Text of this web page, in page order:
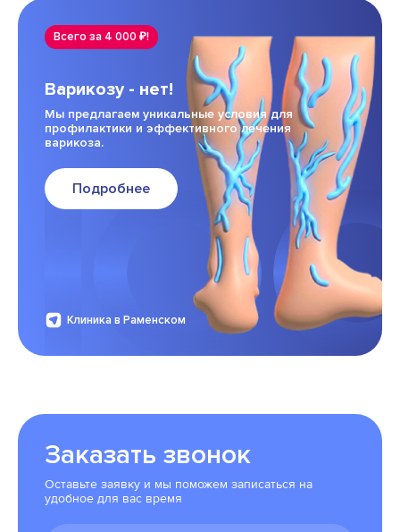
Всего за 4 000 ₽!
Варикозу - нет!
Мы предлагаем уникальные условия для
профилактики и эффективного лечения
варикоза.
Подробнее
Клиника в Раменском
Заказать звонок
Оставьте заявку и мы поможем записаться на
удобное для вас время